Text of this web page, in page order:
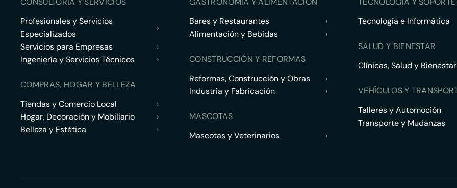
Profesionales y Servicios
Especializados
›
Servicios para Empresas
›
Ingeniería y Servicios Técnicos
›
COMPRAS, HOGAR Y BELLEZA
Tiendas y Comercio Local
›
Hogar, Decoración y Mobiliario
›
Belleza y Estética
›
Bares y Restaurantes
›
Alimentación y Bebidas
›
CONSTRUCCIÓN Y REFORMAS
Reformas, Construcción y Obras
›
Industria y Fabricación
›
MASCOTAS
Mascotas y Veterinarios
›
Tecnología e Informática
SALUD Y BIENESTAR
Clínicas, Salud y Bienestar
VEHÍCULOS Y
Talleres y Automoción
Transporte y Mudanzas